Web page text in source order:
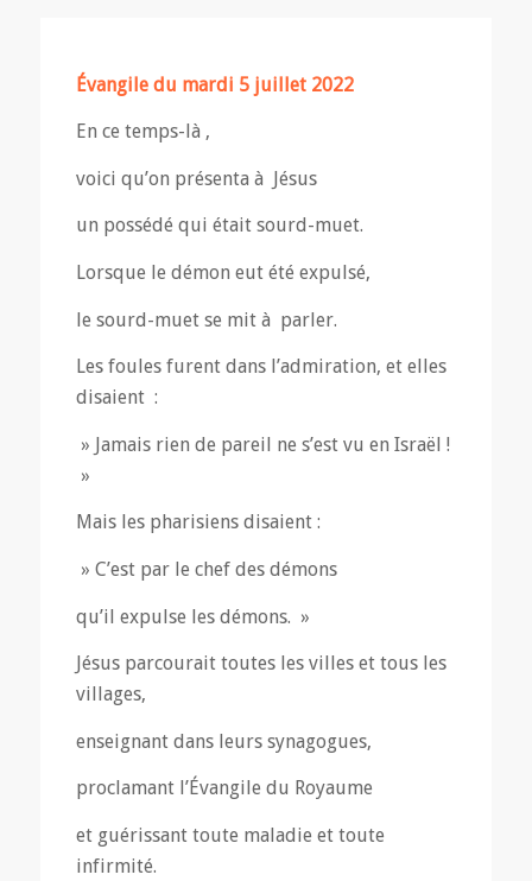
Évangile du mardi 5 juillet 2022
En ce temps-là ,
voici qu’on présenta à Jésus
un possédé qui était sourd-muet.
Lorsque le démon eut été expulsé,
le sourd-muet se mit à parler.
Les foules furent dans l’admiration, et elles
disaient :
» Jamais rien de pareil ne s’est vu en Israël !
»
Mais les pharisiens disaient :
» C’est par le chef des démons
qu’il expulse les démons. »
Jésus parcourait toutes les villes et tous les
villages,
enseignant dans leurs synagogues,
proclamant l’Évangile du Royaume
et guérissant toute maladie et toute
infirmité.